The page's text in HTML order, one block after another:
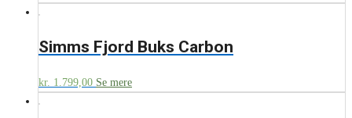
Simms Fjord Buks Carbon
kr. 1.799,00 Se mere